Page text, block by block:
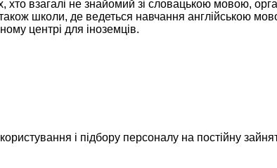
взагалі не знайомий зі словацькою мовою,
школи, де ведеться навчання англійською
центрі для іноземців.
і підбору персоналу на постійну